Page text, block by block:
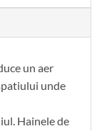
un aer
unde
Hainele de